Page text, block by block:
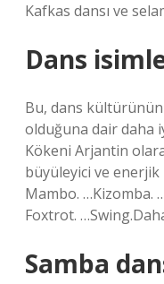
Kafkas dansı ve
Dans
Bu, dans
olduğuna dair daha
Kökeni Arjantin
büyüleyici ve
Mambo. …Kizomba.
Foxtrot.
Samba